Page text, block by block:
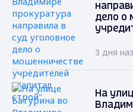
дело о
3 дня
На